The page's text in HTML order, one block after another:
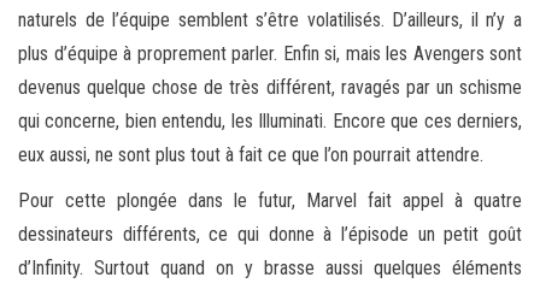
naturels de l’équipe semblent s’être volatilisés. D’ailleurs, il n’y a
plus d’équipe à proprement parler. Enfin si, mais les Avengers sont
devenus quelque chose de très différent, ravagés par un schisme
qui concerne, bien entendu, les Illuminati. Encore que ces derniers,
eux aussi, ne sont plus tout à fait ce que l’on pourrait attendre.
Pour cette plongée dans le futur, Marvel fait appel à quatre
dessinateurs différents, ce qui donne à l’épisode un petit goût
d’Infinity. Surtout quand on y brasse aussi quelques éléments